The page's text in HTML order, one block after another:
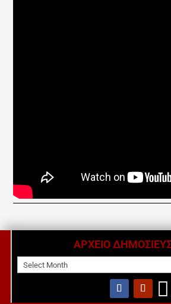
ΑΡΧΕΙΟ
